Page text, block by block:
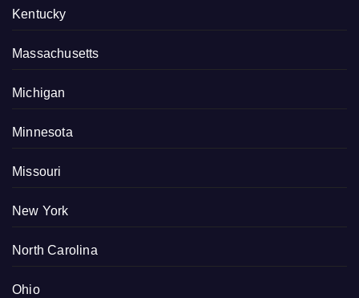
Kentucky
Massachusetts
Michigan
Minnesota
Missouri
New York
North Carolina
Ohio